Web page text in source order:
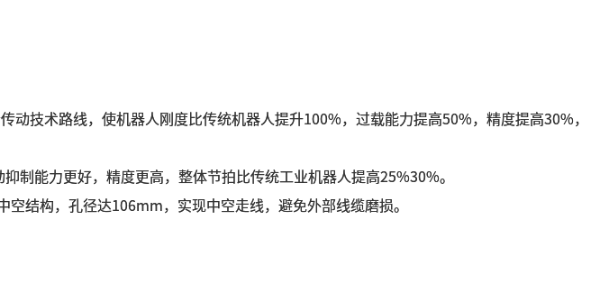
技术路线，使机器人刚度比传统机器人提升100%，过载能力提高50%，精度提高30%，
制能力更好，精度更高，整体节拍比传统工业机器人提高25%30%。
结构，孔径达106mm，实现中空走线，避免外部线缆磨损。